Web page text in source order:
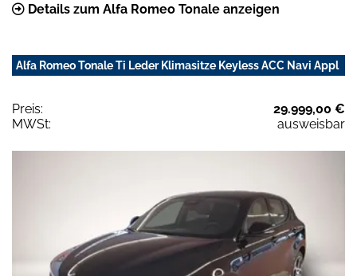
Details zum Alfa Romeo Tonale anzeigen
Alfa Romeo Tonale Ti Leder Klimasitze Keyless ACC Navi Appl
Preis:
29.999,00 €
MWSt:
ausweisbar